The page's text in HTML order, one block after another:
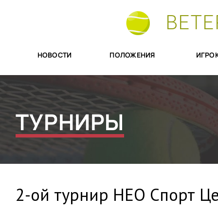
НОВОСТИ ПОЛОЖЕНИЯ
ТУРНИРЫ
2-ой турнир НЕО Спорт